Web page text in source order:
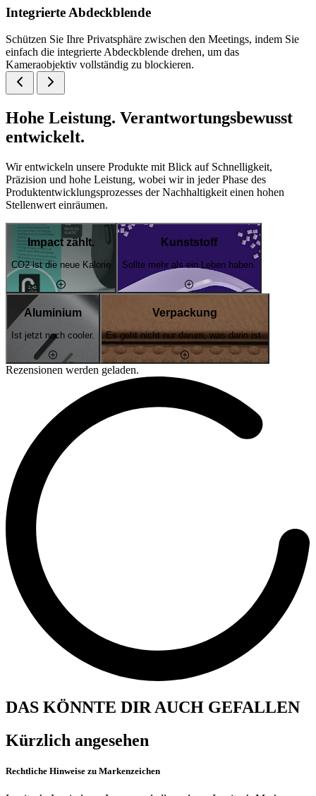
Integrierte Abdeckblende
Schützen Sie Ihre Privatsphäre zwischen den Meetings, indem Sie
einfach die integrierte Abdeckblende drehen, um das
Kameraobjektiv vollständig zu blockieren.
Hohe Leistung. Verantwortungsbewusst
entwickelt.
Wir entwickeln unsere Produkte mit Blick auf Schnelligkeit,
Präzision und hohe Leistung, wobei wir in jeder Phase des
Produktentwicklungsprozesses der Nachhaltigkeit einen hohen
Stellenwert einräumen.
Impact zählt.
CO2 ist die neue Kalorie
Kunststoff
Sollte mehr als ein Leben haben.
Aluminium
Ist jetzt noch cooler.
Verpackung
Es geht nicht nur darum, was darin ist.
Rezensionen werden geladen.
DAS KÖNNTE DIR AUCH GEFALLEN
Kürzlich angesehen
Rechtliche Hinweise zu Markenzeichen